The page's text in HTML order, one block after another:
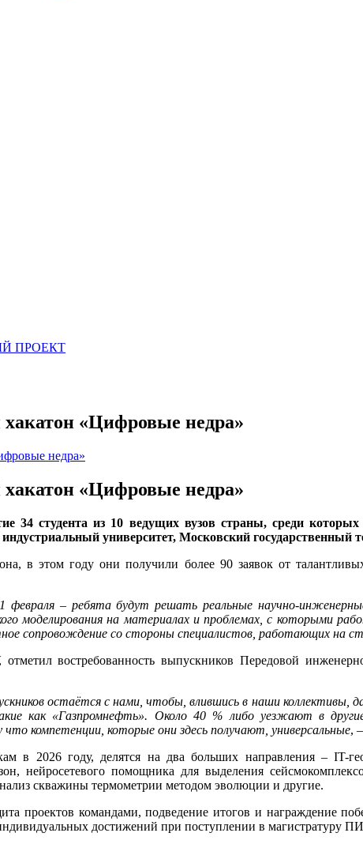
ПРОЕКТ
«Цифровые недра»
«Цифровые недра»
34 студента из 10 ведущих вузов страны, среди
университет, Московский государственный
в этом году они получили более 90 заявок от
– ребята будут решать реальные научно-
моделирования на материалах и проблемах, с которыми
сопровождение со стороны специалистов, работающих на
востребованность выпускников Передовой
остаётся с нами, чтобы, влившись в наши коллективы,
как «Газпромнефть». Около 40 % либо уезжают в
компетенции, которые они здесь получают, универсальные,
в 2026 году, делятся на два больших направления – IT-
нейросетевого помощника для выделения
скважины термометрии методом эволюции и другие.
проектов командами, подведение итогов и награждение
индивидуальных достижений при поступлении в магистратуру